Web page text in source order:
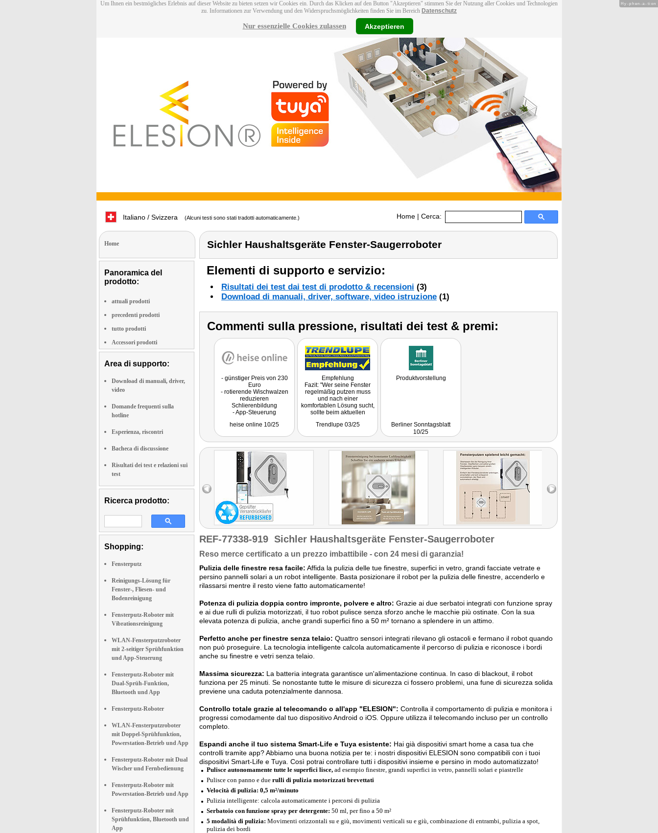
Um Ihnen ein bestmögliches Erlebnis auf dieser Website zu bieten setzen wir Cookies ein. Durch das Klicken auf den Button "Akzeptieren" stimmen Sie der Nutzung aller Cookies und Technologien
zu. Informationen zur Verwendung und den Widerspruchsmöglichkeiten finden Sie im Bereich Datenschutz
Nur essenzielle Cookies zulassen Akzeptieren
Italiano / Svizzera (Alcuni testi sono stati tradotti automaticamente.) Home | Cerca:
Home
Panoramica del
prodotto:
attuali prodotti
precedenti prodotti
tutto prodotti
Accessori prodotti
Area di supporto:
Download di manuali, driver,
video
Domande frequenti sulla
hotline
Esperienza, riscontri
Bacheca di discussione
Risultati dei test e relazioni sui
test
Ricerca prodotto:
Shopping:
Fensterputz
Reinigungs-Lösung für
Fenster-, Fliesen- und
Bodenreinigung
Fensterputz-Roboter mit
Vibrationsreinigung
WLAN-Fensterputzroboter
mit 2-seitiger Sprühfunktion
und App-Steuerung
Fensterputz-Roboter mit
Dual-Sprüh-Funktion,
Bluetooth und App
Fensterputz-Roboter
WLAN-Fensterputzroboter
mit Doppel-Sprühfunktion,
Powerstation-Betrieb und App
Fensterputz-Roboter mit Dual
Wischer und Fernbedienung
Fensterputz-Roboter mit
Powerstation-Betrieb und App
Fensterputz-Roboter mit
Sprühfunktion, Bluetooth und
App
Sichler Haushaltsgeräte Fenster-Saugerroboter
Elementi di supporto e servizio:
Risultati dei test dai test di prodotto & recensioni (3)
Download di manuali, driver, software, video istruzione (1)
Commenti sulla pressione, risultati dei test & premi:
- günstiger Preis von 230
Euro
- rotierende Wischwalzen
reduzieren
Schlierenbildung
- App-Steuerung
heise online 10/25
Empfehlung
Fazit: "Wer seine Fenster
regelmäßig putzen muss
und nach einer
komfortablen Lösung sucht,
sollte beim aktuellen
zuschlagen. Der PR-330 ist
Trendlupe 03/25
Produktvorstellung
Berliner Sonntagsblatt
10/25
REF-77338-919 Sichler Haushaltsgeräte Fenster-Saugerroboter
Reso merce certificato a un prezzo imbattibile - con 24 mesi di garanzia!
Pulizia delle finestre resa facile: Affida la pulizia delle tue finestre, superfici in vetro, grandi facciate vetrate e
persino pannelli solari a un robot intelligente. Basta posizionare il robot per la pulizia delle finestre, accenderlo e
rilassarsi mentre il resto viene fatto automaticamente!
Potenza di pulizia doppia contro impronte, polvere e altro: Grazie ai due serbatoi integrati con funzione spray
e ai due rulli di pulizia motorizzati, il tuo robot pulisce senza sforzo anche le macchie più ostinate. Con la sua
elevata potenza di pulizia, anche grandi superfici fino a 50 m² tornano a splendere in un attimo.
Perfetto anche per finestre senza telaio: Quattro sensori integrati rilevano gli ostacoli e fermano il robot quando
non può proseguire. La tecnologia intelligente calcola automaticamente il percorso di pulizia e riconosce i bordi
anche su finestre e vetri senza telaio.
Massima sicurezza: La batteria integrata garantisce un'alimentazione continua. In caso di blackout, il robot
funziona per 25 minuti. Se nonostante tutte le misure di sicurezza ci fossero problemi, una fune di sicurezza solida
previene una caduta potenzialmente dannosa.
Controllo totale grazie al telecomando o all'app "ELESION": Controlla il comportamento di pulizia e monitora i
progressi comodamente dal tuo dispositivo Android o iOS. Oppure utilizza il telecomando incluso per un controllo
completo.
Espandi anche il tuo sistema Smart-Life e Tuya esistente: Hai già dispositivi smart home a casa tua che
controlli tramite app? Abbiamo una buona notizia per te: i nostri dispositivi ELESION sono compatibili con i tuoi
dispositivi Smart-Life e Tuya. Così potrai controllare tutti i dispositivi insieme e persino in modo automatizzato!
Pulisce autonomamente tutte le superfici lisce, ad esempio finestre, grandi superfici in vetro, pannelli solari e piastrelle
Pulisce con panno e due rulli di pulizia motorizzati brevettati
Velocità di pulizia: 0,5 m²/minuto
Pulizia intelligente: calcola automaticamente i percorsi di pulizia
Serbatoio con funzione spray per detergente: 50 ml, per fino a 50 m²
5 modalità di pulizia: Movimenti orizzontali su e giù, movimenti verticali su e giù, combinazione di entrambi, pulizia a spot,
pulizia dei bordi
Hy-phen-a-tion